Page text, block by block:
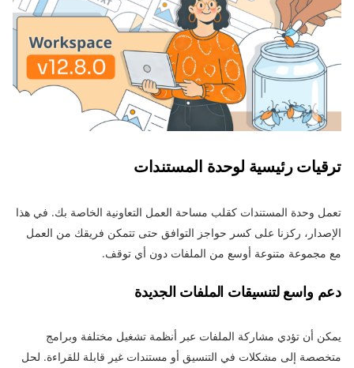
ترقيات رئيسية لوحدة المستندات
تعمل وحدة المستندات كقلب مساحة العمل التعاونية الخاصة بك. في هذا
الإصدار، ركزنا على كسر حواجز التوافق حتى تتمكن فريقك من العمل
مع مجموعة متنوعة أوسع من الملفات دون أي توقف.
دعم واسع لتنسيقات الملفات الجديدة
يمكن أن تؤدي مشاركة الملفات عبر أنظمة تشغيل مختلفة وبرامج
متخصصة إلى مشكلات في التنسيق أو مستندات غير قابلة للقراءة. لحل